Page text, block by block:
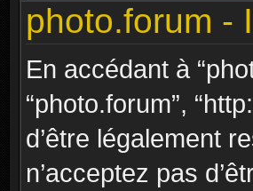
photo.forum -
En accédant à
“photo.forum”,
d’être légalement
n’acceptez pas